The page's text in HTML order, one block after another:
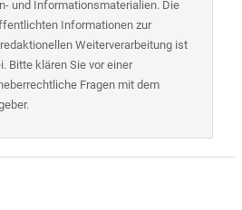
und Informationsmaterialien. Die
Informationen zur
Weiterverarbeitung ist
Bitte klären Sie vor einer
Fragen mit dem